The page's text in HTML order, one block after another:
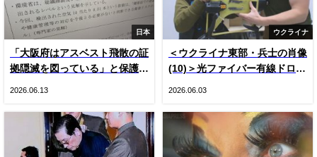
日本
「大阪府はアスベスト飛散の証
拠隠滅を図っている」と保護者
張否定
2026.06.13
ウクライナ
＜ウクライナ東部・兵士の肖像
(10)＞光ファイバー有線ドロー
2026.06.03